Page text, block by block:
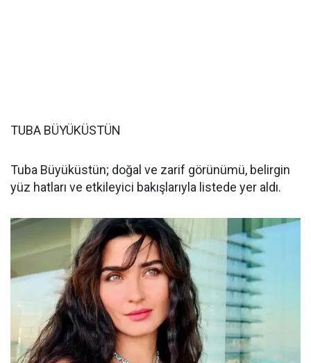
TUBA BÜYÜKÜSTÜN
Tuba Büyüküstün; doğal ve zarif görünümü, belirgin
yüz hatları ve etkileyici bakışlarıyla listede yer aldı.